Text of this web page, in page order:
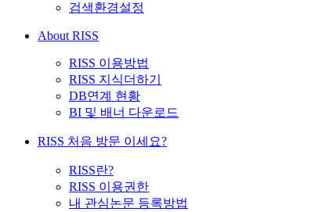
검색환경설정
About RISS
RISS 이용방법
RISS 지식더하기
DB연계 현황
BI 및 배너 다운로드
RISS 처음 방문 이세요?
RISS란?
RISS 이용권한
내 관심논문 등록방법